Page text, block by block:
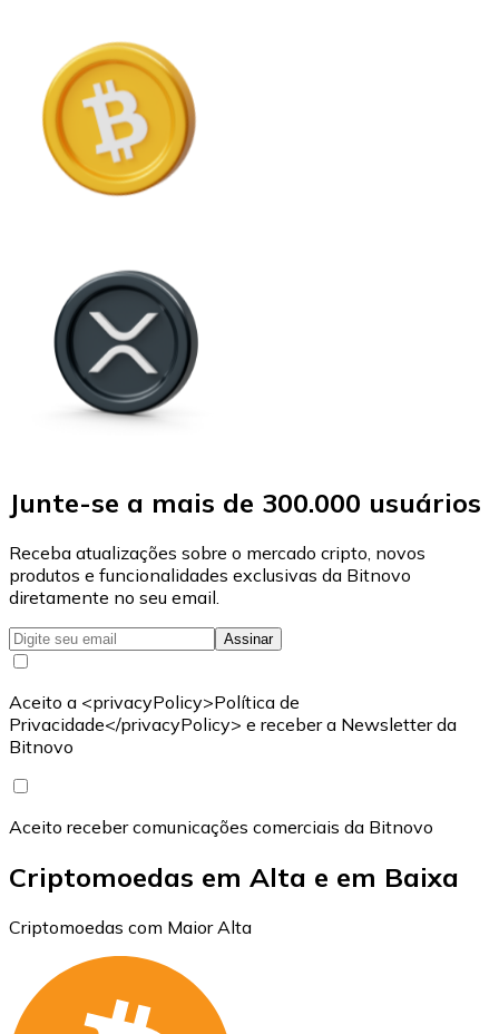
Junte-se a mais de 300.000 usuários
Receba atualizações sobre o mercado cripto, novos
produtos e funcionalidades exclusivas da Bitnovo
diretamente no seu email.
Assinar
Aceito a <privacyPolicy>Política de
Privacidade</privacyPolicy> e receber a Newsletter da
Bitnovo
Aceito receber comunicações comerciais da Bitnovo
Criptomoedas em Alta e em Baixa
Criptomoedas com Maior Alta